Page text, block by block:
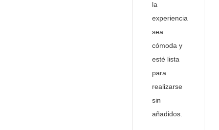
la
experiencia
sea
cómoda y
esté lista
para
realizarse
sin
añadidos.